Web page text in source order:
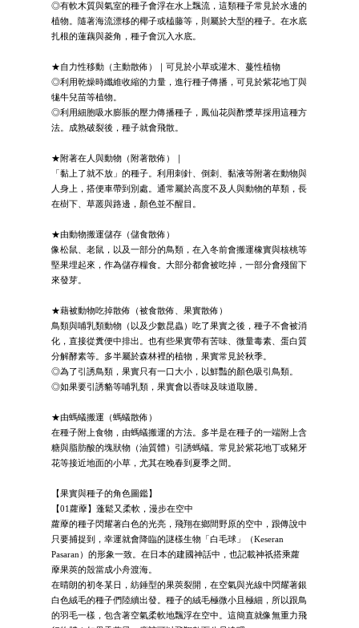
◎有軟木質與氣室的種子會浮在水上飄流，這類種子常見於水邊的
植物。隨著海流漂移的椰子或榼藤等，則屬於大型的種子。在水底
扎根的蓮藕與菱角，種子會沉入水底。
★自力性移動（主動散佈）｜可見於小草或灌木、蔓性植物
◎利用乾燥時纖維收縮的力量，進行種子傳播，可見於紫花地丁與
牻牛兒苗等植物。
◎利用細胞吸水膨脹的壓力傳播種子，鳳仙花與酢漿草採用這種方
法。成熟破裂後，種子就會飛散。
★附著在人與動物（附著散佈）｜
「黏上了就不放」的種子。利用刺針、倒刺、黏液等附著在動物與
人身上，搭便車帶到別處。通常屬於高度不及人與動物的草類，長
在樹下、草叢與路邊，顏色並不醒目。
★由動物搬運儲存（儲食散佈）
像松鼠、老鼠，以及一部分的鳥類，在入冬前會搬運橡實與核桃等
堅果埋起來，作為儲存糧食。大部分都會被吃掉，一部分會殘留下
來發芽。
★藉被動物吃掉散佈（被食散佈、果實散佈）
鳥類與哺乳類動物（以及少數昆蟲）吃了果實之後，種子不會被消
化，直接從糞便中排出。也有些果實帶有苦味、微量毒素、蛋白質
分解酵素等。多半屬於森林裡的植物，果實常見於秋季。
◎為了引誘鳥類，果實只有一口大小，以鮮豔的顏色吸引鳥類。
◎如果要引誘貉等哺乳類，果實會以香味及味道取勝。
★由螞蟻搬運（螞蟻散佈）
在種子附上食物，由螞蟻搬運的方法。多半是在種子的一端附上含
糖與脂肪酸的塊狀物（油質體）引誘螞蟻。常見於紫花地丁或豬牙
花等接近地面的小草，尤其在晚春到夏季之間。
【果實與種子的角色圖鑑】
【01蘿藦】蓬鬆又柔軟，漫步在空中
蘿藦的種子閃耀著白色的光亮，飛翔在鄉間野原的空中，跟傳說中
只要捕捉到，幸運就會降臨的謎樣生物「白毛球」（Keseran
Pasaran）的形象一致。在日本的建國神話中，也記載神祇搭乘蘿
藦果莢的殼當成小舟渡海。
在晴朗的初冬某日，紡錘型的果莢裂開，在空氣與光線中閃耀著銀
白色絨毛的種子們陸續出發。種子的絨毛極微小且極細，所以跟鳥
的羽毛一樣，包含著空氣柔軟地飄浮在空中。這簡直就像無重力飛